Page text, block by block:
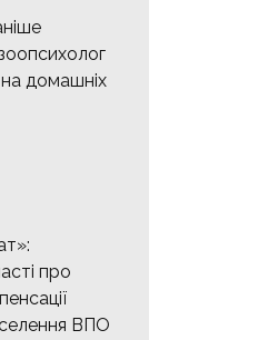
на домашніх
про
ВПО